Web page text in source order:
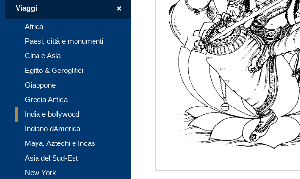
+
Viaggi
Africa
Paesi, città e monumenti
Cina e Asia
Egitto & Geroglifici
Giappone
Grecia Antica
India e bollywood
Indiano dAmerica
Maya, Aztechi e Incas
Asia del Sud-Est
New York